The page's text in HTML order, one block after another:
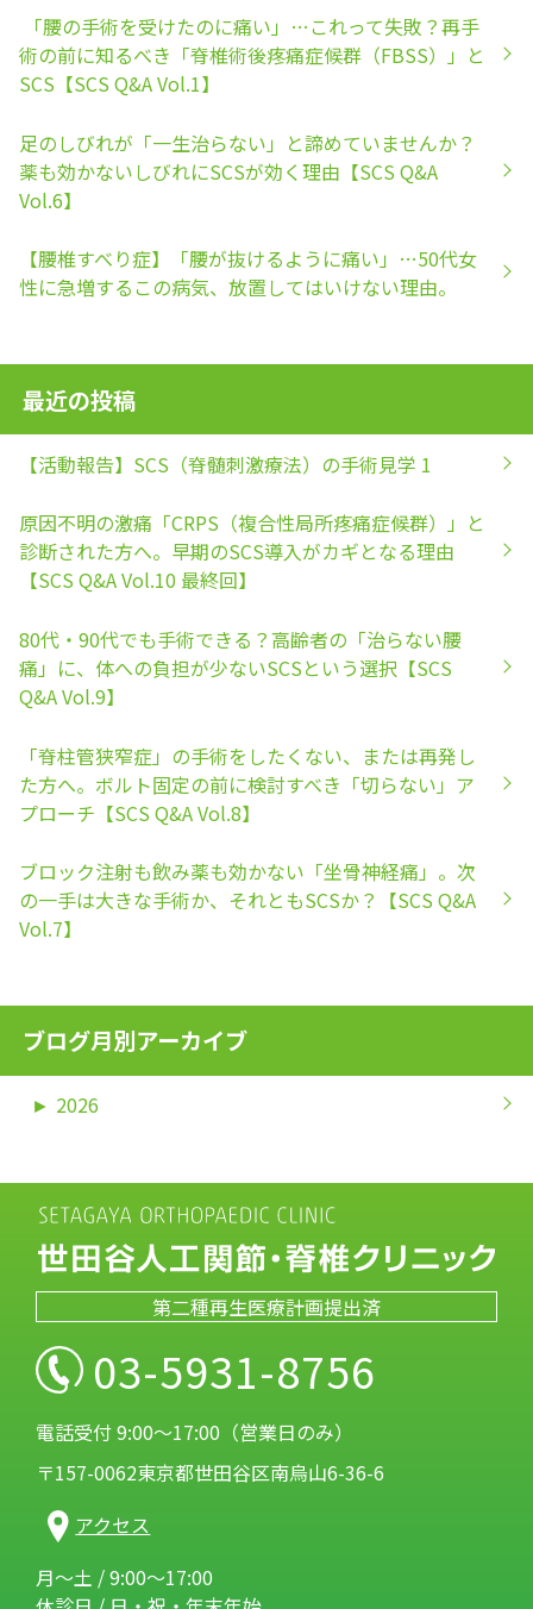
「腰の手術を受けたのに痛い」…これって失敗？再手
術の前に知るべき「脊椎術後疼痛症候群（FBSS）」と
SCS【SCS Q&A Vol.1】
足のしびれが「一生治らない」と諦めていませんか？
薬も効かないしびれにSCSが効く理由【SCS Q&A
Vol.6】
【腰椎すべり症】「腰が抜けるように痛い」…50代女
性に急増するこの病気、放置してはいけない理由。
最近の投稿
【活動報告】SCS（脊髄刺激療法）の手術見学 1
原因不明の激痛「CRPS（複合性局所疼痛症候群）」と
診断された方へ。早期のSCS導入がカギとなる理由
【SCS Q&A Vol.10 最終回】
80代・90代でも手術できる？高齢者の「治らない腰
痛」に、体への負担が少ないSCSという選択【SCS
Q&A Vol.9】
「脊柱管狭窄症」の手術をしたくない、または再発し
た方へ。ボルト固定の前に検討すべき「切らない」ア
プローチ【SCS Q&A Vol.8】
ブロック注射も飲み薬も効かない「坐骨神経痛」。次
の一手は大きな手術か、それともSCSか？【SCS Q&A
Vol.7】
ブログ月別アーカイブ
► 2026
第二種再生医療計画提出済
03-5931-8756
電話受付 9:00～17:00（営業日のみ）
〒157-0062東京都世田谷区南烏山6-36-6
アクセス
月～土 / 9:00～17:00